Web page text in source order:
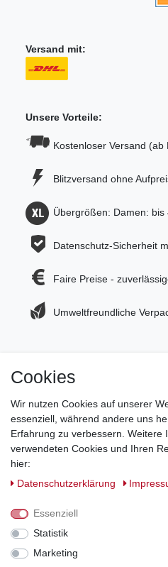
Versand mit:
Unsere Vorteile:
Kostenloser Versand (ab
Blitzversand ohne
Übergrößen: Damen:
Datenschutz-Sicherheit
Faire Preise -
Umweltfreundliche
Jetzt zum Newsletter
Newsletter Anmeldung >
Cookies
Wir nutzen Cookies auf unserer
essenziell, während andere uns
Erfahrung zu verbessern. Weitere
verwendeten Cookies und Ihren
hier:
Daten­schutz­erklärung
Essenziell
Statistik
Marketing